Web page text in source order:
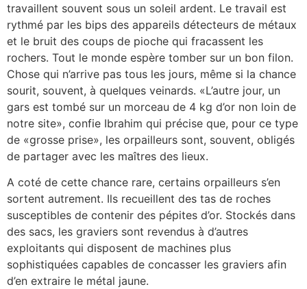
travaillent souvent sous un soleil ardent. Le travail est
rythmé par les bips des appareils détecteurs de métaux
et le bruit des coups de pioche qui fracassent les
rochers. Tout le monde espère tomber sur un bon filon.
Chose qui n’arrive pas tous les jours, même si la chance
sourit, souvent, à quelques veinards. «L’autre jour, un
gars est tombé sur un morceau de 4 kg d’or non loin de
notre site», confie Ibrahim qui précise que, pour ce type
de «grosse prise», les orpailleurs sont, souvent, obligés
de partager avec les maîtres des lieux.
A coté de cette chance rare, certains orpailleurs s’en
sortent autrement. Ils recueillent des tas de roches
susceptibles de contenir des pépites d’or. Stockés dans
des sacs, les graviers sont revendus à d’autres
exploitants qui disposent de machines plus
sophistiquées capables de concasser les graviers afin
d’en extraire le métal jaune.